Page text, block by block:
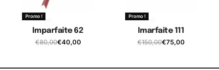
Promo !
Imparfaite 62
€80,00€40,00
Promo !
Imarfaite 111
€150,00€75,00